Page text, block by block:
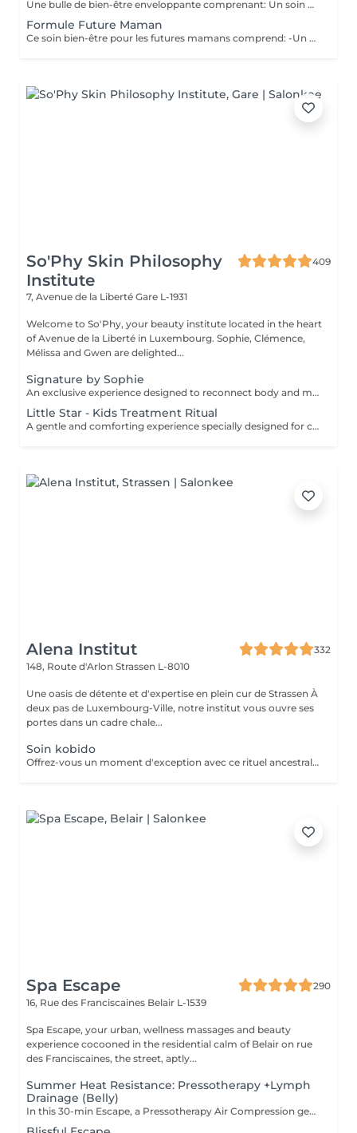
Une bulle de bien-être enveloppante comprenant: Un soin visage éclat d'une durée de 50 minutes adapté à votre type de peau (Nettoyage, gommage, extraction des comédons, massage visage, masque et crème de soin) Un massage relaxant du dos d'une durée de 20 minutes. Une manucure ( Limage, la pousse et coupe des cuticules, gommage et massage avec crème de soin)
Formule Future Maman
Ce soin bien-être pour les futures mamans comprend: -Un soin Visage Hydratant 60 minutes. -Une beauté des pieds -Un massage pré-natal 50 minutes -Un soin drainant des jambes 20 minutes Un petite bulle de bien-être à s'offrir ou se faire offrir. Possibilité de faire les soins le même jour, ou sur plusieurs jours.
So'Phy Skin Philosophy
Institute
409
7, Avenue de la Liberté Gare L-1931
Welcome to So'Phy, your beauty institute located in the heart
of Avenue de la Liberté in Luxembourg. Sophie, Clémence,
Mélissa and Gwen are delighted...
Signature by Sophie
An exclusive experience designed to reconnect body and mind. This signature treatment begins with a warm and soothing foot bath, inviting the body to slow down and release the first tensions. It continues with a deeply relaxing back massage, designed to relieve muscular tension, calm the nervous system and create a true sense of letting go. The experience then continues with a fully personalised facial, tailored to your skin's specific needs to cleanse, hydrate and restore comfort and radiance. At the heart of this ritual lies Sophie's signature massage, the KobiLift® : a precise and enveloping technique that stimulates, drains and firms the skin while enhancing its natural glow. Beyond visible results, this treatment brings a deep sense of balance, lightness and renewal. A suspended moment where time slows down, the mind relaxes and the body feels fully cared for. Ideal for those seeking deep relaxation, radiant skin and a true moment of reconnection.
Little Star - Kids Treatment Ritual
A gentle and comforting experience specially designed for children, introducing them to the pleasure of self-care in a safe and caring environment. You can choose the duration (60 or 90 minutes), and we create a personalised ritual adapted to their age, preferences and sensitivity. The experience may include a mini facial, a relaxing massage, a mini manicure or pedicure, with the option of nail polish application. Each session is designed as a playful and soothing moment, allowing children to discover well-being in a gentle way. The perfect introduction to self-care, respecting their pace and individual needs.
Alena Institut
332
148, Route d'Arlon Strassen L-8010
Une oasis de détente et d'expertise en plein cur de Strassen À
deux pas de Luxembourg-Ville, notre institut vous ouvre ses
portes dans un cadre chale...
Soin kobido
Offrez-vous un moment d'exception avec ce rituel ancestral japonais. Le Kobido stimule la circulation, tonifie les muscles du visage et apporte un éclat naturel immédiat. Grâce à des manuvres précises et profondes, il détend les tensions, lisse les traits et procure une sensation de légèreté et de bien-être. Un soin complet qui illumine le visage tout en apaisant l'esprit.
Spa Escape
290
16, Rue des Franciscaines Belair L-1539
Spa Escape, your urban, wellness massages and beauty
experience cocooned in the residential calm of Belair on rue
des Franciscaines, the street, aptly...
Summer Heat Resistance: Pressotherapy +Lymph
Drainage (Belly)
In this 30-min Escape, a Pressotherapy Air Compression gently tightens & relaxes the legs to boosts lymphatic drainage and reduces water retention. We add a Lymphatic Drainage Belly Massage to soothe tension and/or toxins caught in the tummy area. Your legs, and feet feel lighter, your body feels less bloated. This offer is available on Tuesday to Thursday from 10 to 3pm.